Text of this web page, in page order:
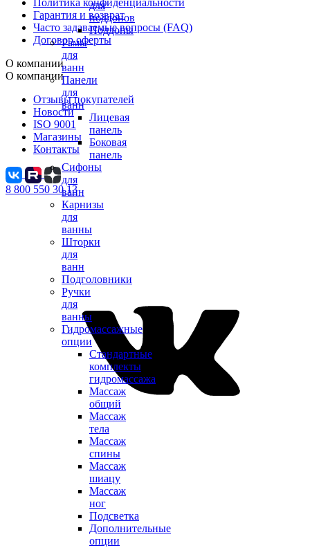
для
поддонов
Поддоны
Рамы
для
ванн
Панели
для
ванн
Лицевая
панель
Боковая
панель
Сифоны
для
ванн
Карнизы
для
ванны
Шторки
для
ванн
Подголовники
Ручки
для
ванны
Гидромассажные
опции
Стандартные
комплекты
гидромассажа
Массаж
общий
Массаж
тела
Массаж
спины
Массаж
шиацу
Массаж
ног
Подсветка
Дополнительные
опции
Политика конфиденциальности
Гарантия и возврат
Часто задаваемые вопросы (FAQ)
Договор оферты
О компании
О компании
Отзывы покупателей
Новости
ISO 9001
Магазины
Контакты
8 800 550 30 13